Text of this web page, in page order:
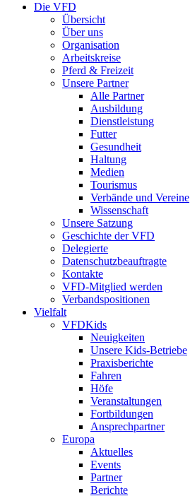
Die VFD
Übersicht
Über uns
Organisation
Arbeitskreise
Pferd & Freizeit
Unsere Partner
Alle Partner
Ausbildung
Dienstleistung
Futter
Gesundheit
Haltung
Medien
Tourismus
Verbände und Vereine
Wissenschaft
Unsere Satzung
Geschichte der VFD
Delegierte
Datenschutzbeauftragte
Kontakte
VFD-Mitglied werden
Verbandspositionen
Vielfalt
VFDKids
Neuigkeiten
Unsere Kids-Betriebe
Praxisberichte
Fahren
Höfe
Veranstaltungen
Fortbildungen
Ansprechpartner
Europa
Aktuelles
Events
Partner
Berichte